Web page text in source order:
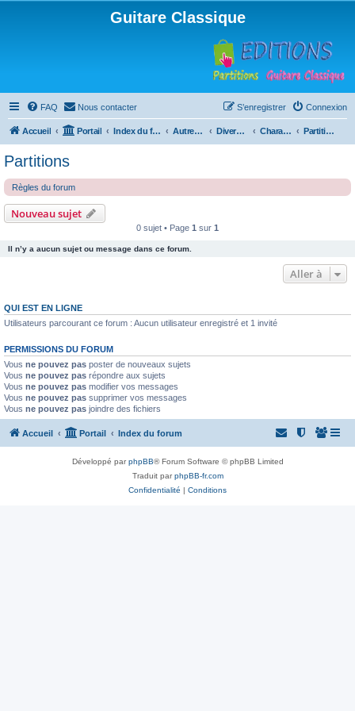
Guitare Classique
FAQ Nous contacter Connexion
S’enregistrer
Accueil Portail Index du forum Autres instruments à cordes pincées, ou styles Divers instruments Charango Partitions
Partitions
Règles du forum
Nouveau sujet
0 sujet • Page 1 sur 1
Il n’y a aucun sujet ou message dans ce forum.
Aller à
QUI EST EN LIGNE
Utilisateurs parcourant ce forum : Aucun utilisateur enregistré et 1 invité
PERMISSIONS DU FORUM
Vous ne pouvez pas poster de nouveaux sujets
Vous ne pouvez pas répondre aux sujets
Vous ne pouvez pas modifier vos messages
Vous ne pouvez pas supprimer vos messages
Vous ne pouvez pas joindre des fichiers
Accueil Portail Index du forum
Développé parphpBB® Forum Software © phpBB Limited
Traduit parphpBB-fr.com
Confidentialité | Conditions